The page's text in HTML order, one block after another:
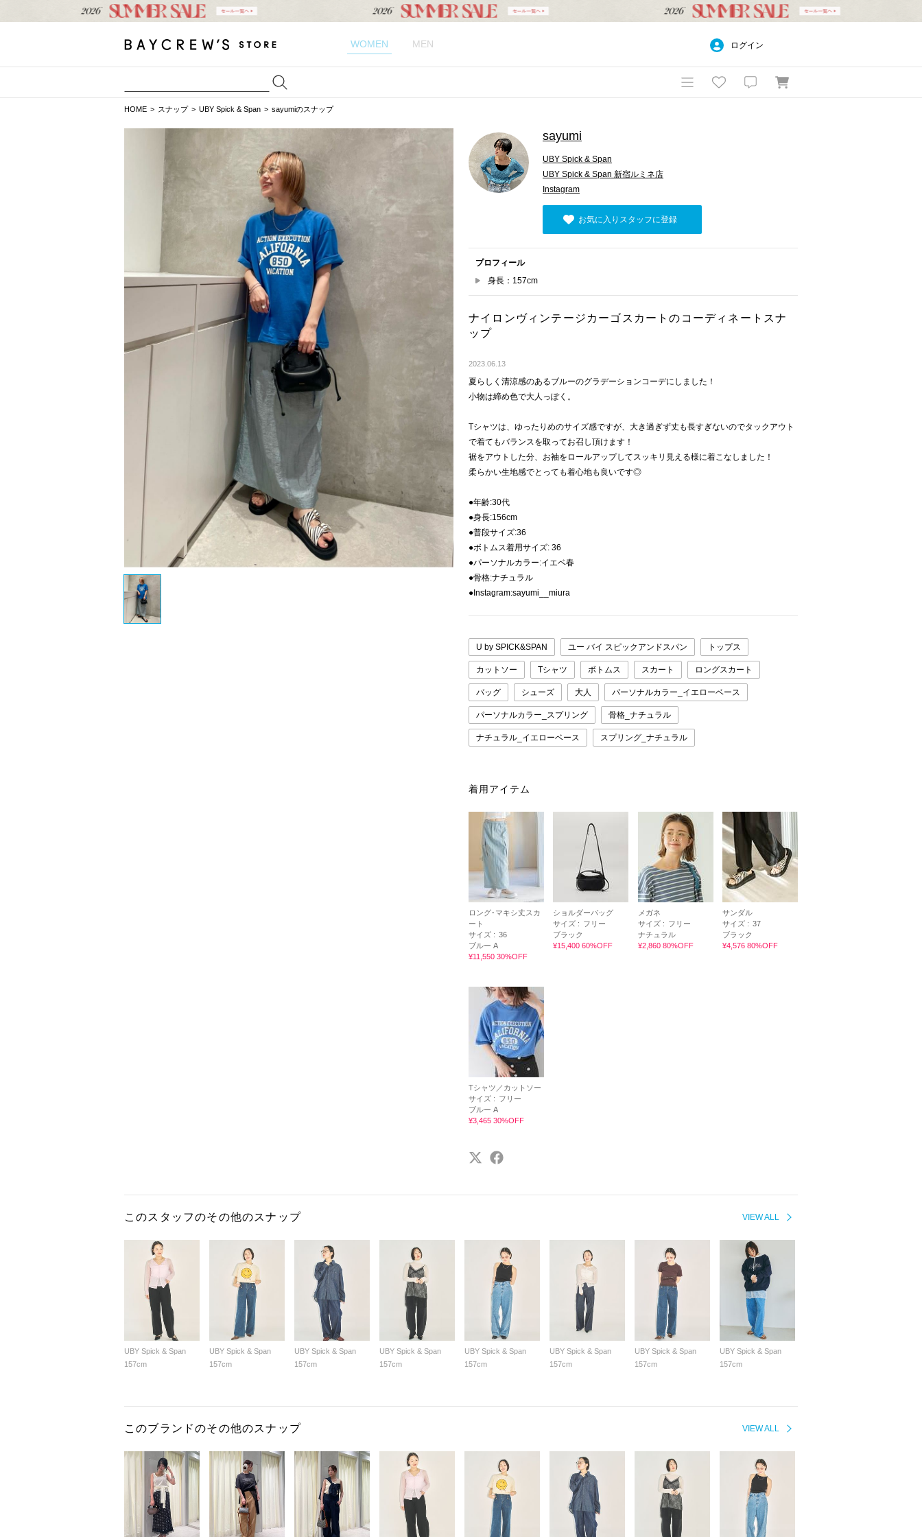
WOMEN MEN ログイン
HOME スナップ UBY Spick & Span sayumiのスナップ
sayumi
UBY Spick & Span
UBY Spick & Span 新宿ルミネ店
Instagram
お気に入りスタッフに登録
プロフィール
身長：157cm
ナイロンヴィンテージカーゴスカートのコーディネートスナ
ップ
2023.06.13
夏らしく清涼感のあるブルーのグラデーションコーデにしました！
小物は締め色で大人っぽく。
Tシャツは、ゆったりめのサイズ感ですが、大き過ぎず丈も長すぎないのでタックアウト
で着てもバランスを取ってお召し頂けます！
裾をアウトした分、お袖をロールアップしてスッキリ見える様に着こなしました！
柔らかい生地感でとっても着心地も良いです◎
●年齢:30代
●身長:156cm
●普段サイズ:36
●ボトムス着用サイズ: 36
●パーソナルカラー:イエベ春
●骨格:ナチュラル
●Instagram:sayumi__miura
U by SPICK&SPAN ユー バイ スピックアンドスパン トップス
カットソー Tシャツ ボトムス スカート ロングスカート
バッグ シューズ 大人 パーソナルカラー_イエローベース
パーソナルカラー_スプリング 骨格_ナチュラル
ナチュラル_イエローベース スプリング_ナチュラル
着用アイテム
ロング･マキシ丈スカ
ート
サイズ : 36
ブルー A
¥11,550 30%OFF
ショルダーバッグ
サイズ : フリー
ブラック
¥15,400 60%OFF
メガネ
サイズ : フリー
ナチュラル
¥2,860 80%OFF
サンダル
サイズ : 37
ブラック
¥4,576 80%OFF
Tシャツ／カットソー
サイズ : フリー
ブルー A
¥3,465 30%OFF
VIEW ALL
このスタッフのその他のスナップ
UBY Spick & Span
157cm
UBY Spick & Span
157cm
UBY Spick & Span
157cm
UBY Spick & Span
157cm
UBY Spick & Span
157cm
UBY Spick & Span
157cm
UBY Spick & Span
157cm
UBY Spick & Span
157cm
VIEW ALL
このブランドのその他のスナップ